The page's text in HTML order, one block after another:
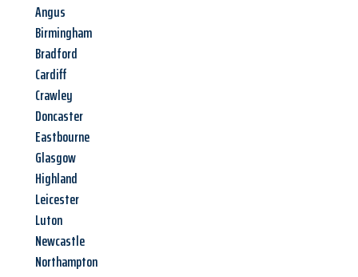
Angus
Birmingham
Bradford
Cardiff
Crawley
Doncaster
Eastbourne
Glasgow
Highland
Leicester
Luton
Newcastle
Northampton